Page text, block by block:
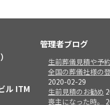
ル ITM
管理者ブログ
生前葬儀見積や予
全国の葬儀社様の
2020-02-29
生前見積のお勧め
喪主になった時。